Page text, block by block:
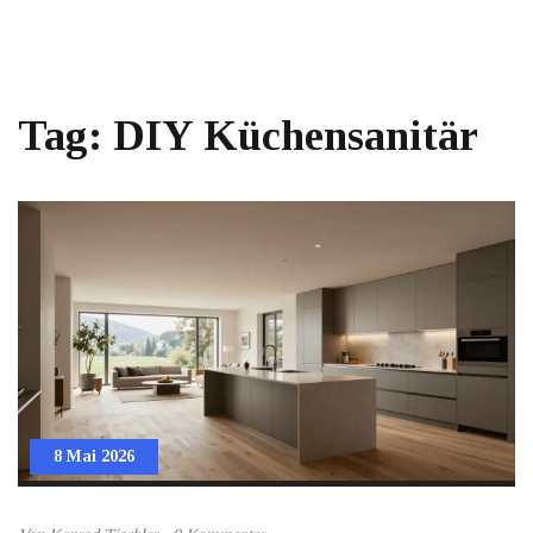
Tag: DIY Küchensanitär
8 Mai 2026